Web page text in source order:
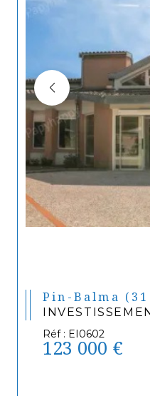
Pin-Balma
Réf : EI0602
123 000 €